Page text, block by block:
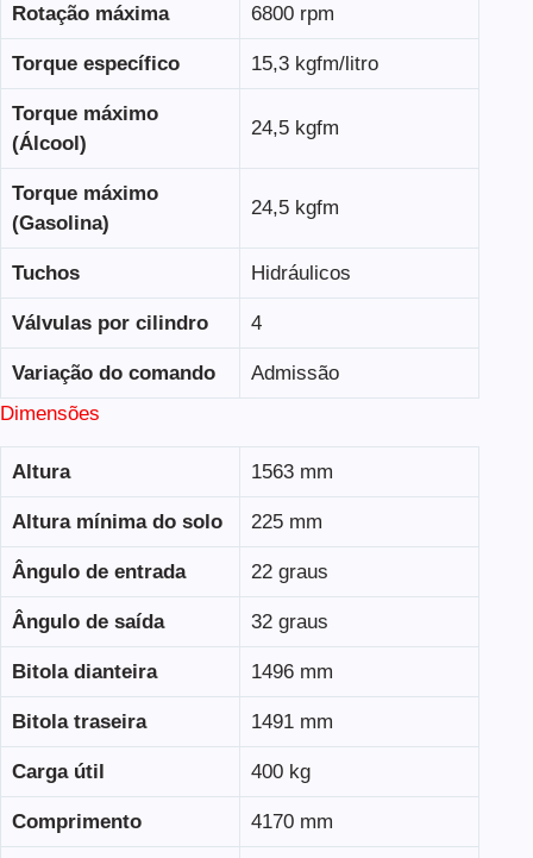
Rotação máxima 6800 rpm
Torque específico 15,3 kgfm/litro
Torque máximo
(Álcool)
24,5 kgfm
Torque máximo
(Gasolina)
24,5 kgfm
Tuchos Hidráulicos
Válvulas por cilindro 4
Variação do comando
Admissão
Dimensões
Altura 1563 mm
Altura mínima do solo 225 mm
Ângulo de entrada 22 graus
Ângulo de saída 32 graus
Bitola dianteira 1496 mm
Bitola traseira 1491 mm
Carga útil 400 kg
Comprimento 4170 mm